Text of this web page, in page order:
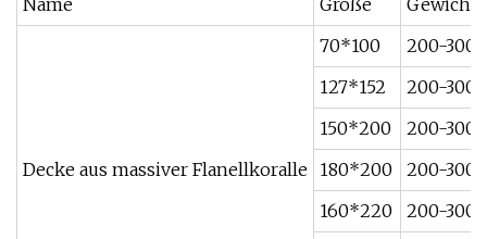
Decke aus massiver Flanellkoralle
70*100
200-300
127*152
200-300
150*200
200-300
180*200
200-300
160*220
200-300